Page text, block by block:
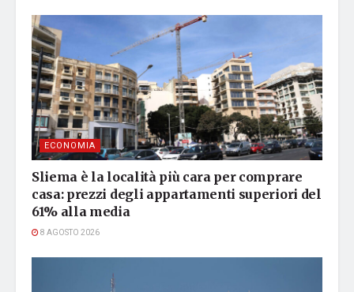
ECONOMIA
Sliema è la località più cara per comprare
casa: prezzi degli appartamenti superiori del
61% alla media
8 AGOSTO 2026